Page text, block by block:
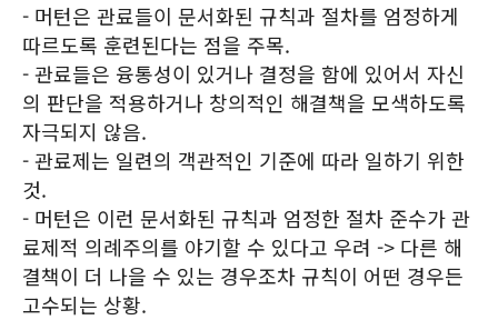
- 머턴은 관료들이 문서화된 규칙과 절차를 엄정하게
따르도록 훈련된다는 점을 주목.
- 관료들은 융통성이 있거나 결정을 함에 있어서 자신
의 판단을 적용하거나 창의적인 해결책을 모색하도록
자극되지 않음.
- 관료제는 일련의 객관적인 기준에 따라 일하기 위한
것.
- 머턴은 이런 문서화된 규칙과 엄정한 절차 준수가 관
료제적 의례주의를 야기할 수 있다고 우려 -> 다른 해
결책이 더 나을 수 있는 경우조차 규칙이 어떤 경우든
고수되는 상황.